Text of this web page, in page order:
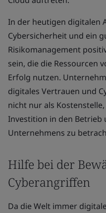
In der heutigen digitalen
Cybersicherheit und ein
Risikomanagement
sein, die die Ressourcen
Erfolg nutzen.
digitales Vertrauen und
nicht nur als
Investition in den Betrieb
Unternehmens zu
Hilfe bei der
Cyberangriffen
Da die Welt immer